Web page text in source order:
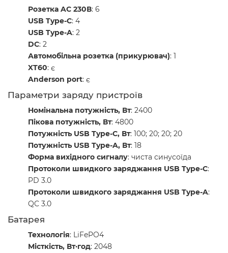
Розетка AC 230В: 6
USB Type-C: 4
USB Type-A: 2
DC: 2
Автомобільна розетка (прикурювач): 1
XT60: є
Anderson port: є
Параметри заряду пристроїв
Номінальна потужність, Вт: 2400
Пікова потужність, Вт: 4800
Потужність USB Type-C, Вт: 100; 20; 20; 20
Потужність USB Type-A, Вт: 18
Форма вихідного сигналу: чиста синусоїда
Протоколи швидкого заряджання USB Type-C:
PD 3.0
Протоколи швидкого заряджання USB Type-A:
QC 3.0
Батарея
Технологія: LiFePO4
Місткість, Вт·год: 2048